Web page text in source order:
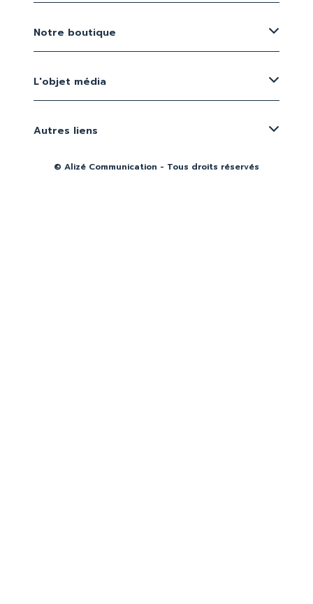
Notre boutique
L'objet média
Autres liens
© Alizé Communication - Tous droits réservés